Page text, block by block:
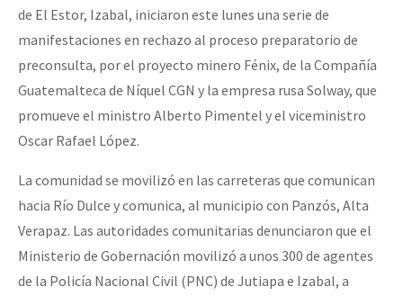
de El Estor, Izabal, iniciaron este lunes una serie de
manifestaciones en rechazo al proceso preparatorio de
preconsulta, por el proyecto minero Fénix, de la Compañía
Guatemalteca de Níquel CGN y la empresa rusa Solway, que
promueve el ministro Alberto Pimentel y el viceministro
Oscar Rafael López.
La comunidad se movilizó en las carreteras que comunican
hacia Río Dulce y comunica, al municipio con Panzós, Alta
Verapaz. Las autoridades comunitarias denunciaron que el
Ministerio de Gobernación movilizó a unos 300 de agentes
de la Policía Nacional Civil (PNC) de Jutiapa e Izabal, a